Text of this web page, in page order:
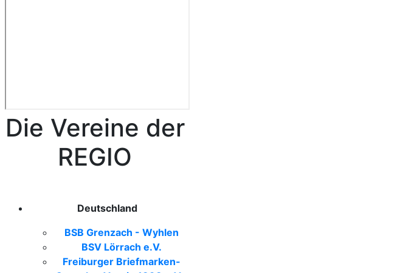
Die Vereine der
REGIO
Deutschland
BSB Grenzach - Wyhlen
BSV Lörrach e.V.
Freiburger Briefmarken-